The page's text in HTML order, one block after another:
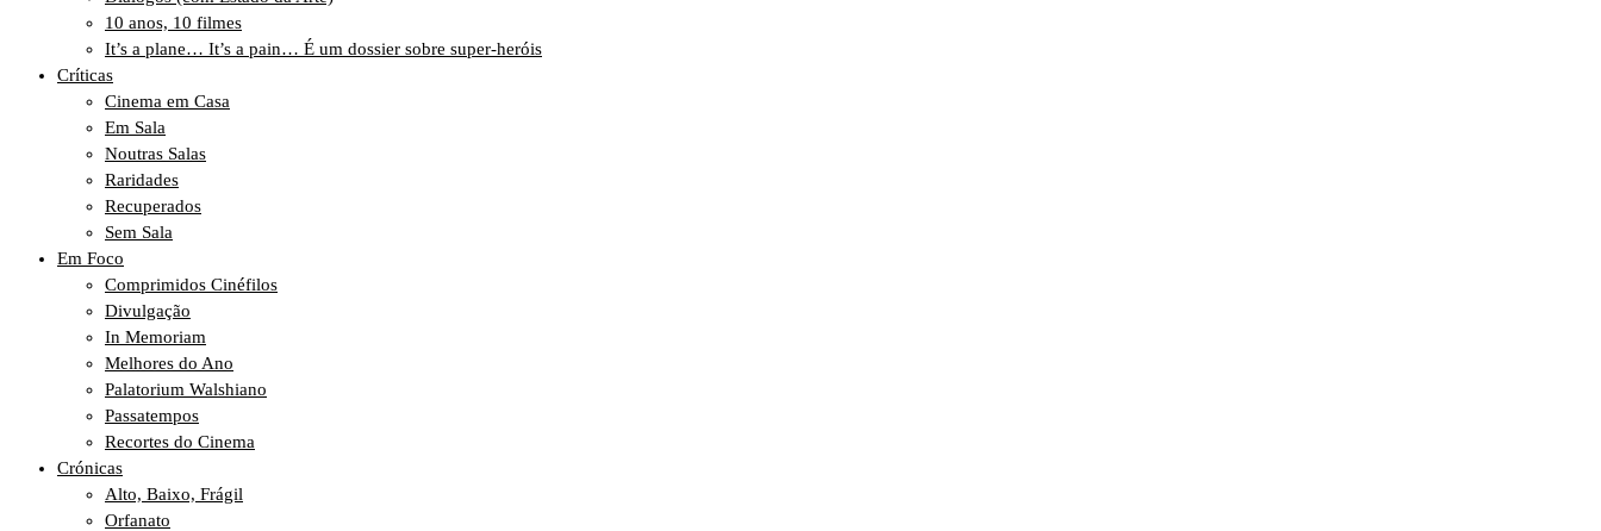
10 anos, 10 filmes
It’s a plane… It’s a pain… É um dossier sobre super-heróis
Críticas
Cinema em Casa
Em Sala
Noutras Salas
Raridades
Recuperados
Sem Sala
Em Foco
Comprimidos Cinéfilos
Divulgação
In Memoriam
Melhores do Ano
Palatorium Walshiano
Passatempos
Recortes do Cinema
Crónicas
Alto, Baixo, Frágil
Orfanato